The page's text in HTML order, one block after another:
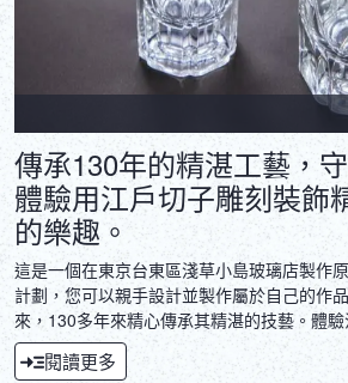
傳承130年的精湛工藝，
體驗用江戶切子雕刻裝飾
的樂趣。
這是一個在東京台東區淺草小島玻璃店製作
計劃，您可以親手設計並製作屬於自己的作
來，130多年來精心傳承其精湛的技藝。體
藝，這項備受推崇的技藝於2002年被日本經
定傳統工藝品。運用精湛的工藝，將您的設計
閱讀更多